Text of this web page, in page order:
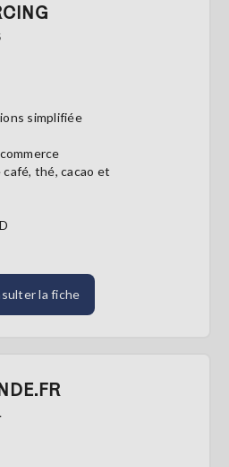
simplifiée
thé, cacao et
la fiche